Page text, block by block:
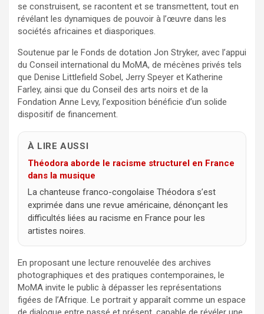
se construisent, se racontent et se transmettent, tout en
révélant les dynamiques de pouvoir à l’œuvre dans les
sociétés africaines et diasporiques.
Soutenue par le Fonds de dotation Jon Stryker, avec l’appui
du Conseil international du MoMA, de mécènes privés tels
que Denise Littlefield Sobel, Jerry Speyer et Katherine
Farley, ainsi que du Conseil des arts noirs et de la
Fondation Anne Levy, l’exposition bénéficie d’un solide
dispositif de financement.
À LIRE AUSSI
Théodora aborde le racisme structurel en France
dans la musique
La chanteuse franco-congolaise Théodora s’est
exprimée dans une revue américaine, dénonçant les
difficultés liées au racisme en France pour les
artistes noires.
En proposant une lecture renouvelée des archives
photographiques et des pratiques contemporaines, le
MoMA invite le public à dépasser les représentations
figées de l’Afrique. Le portrait y apparaît comme un espace